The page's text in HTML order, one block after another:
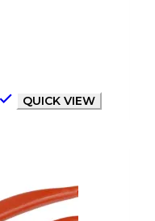
QUICK VIEW